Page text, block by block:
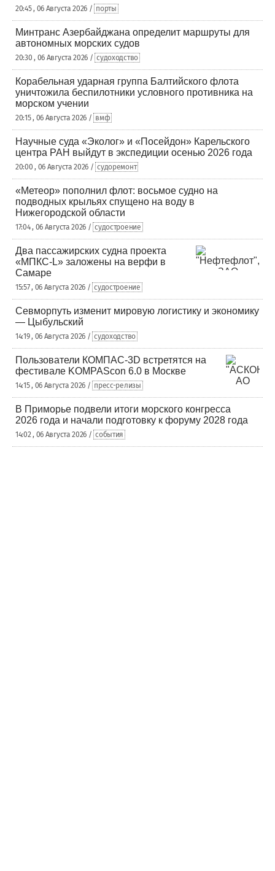
20:45 , 06 Августа 2026 / порты
Минтранс Азербайджана определит маршруты для
автономных морских судов
20:30 , 06 Августа 2026 / судоходство
Корабельная ударная группа Балтийского флота
уничтожила беспилотники условного противника на
морском учении
20:15 , 06 Августа 2026 / вмф
Научные суда «Эколог» и «Посейдон» Карельского
центра РАН выйдут в экспедиции осенью 2026 года
20:00 , 06 Августа 2026 / судоремонт
«Метеор» пополнил флот: восьмое судно на
подводных крыльях спущено на воду в
Нижегородской области
17:04 , 06 Августа 2026 / судостроение
Два пассажирских судна проекта
«МПКС-L» заложены на верфи в
Самаре
15:57 , 06 Августа 2026 / судостроение
Севморпуть изменит мировую логистику и экономику
— Цыбульский
14:19 , 06 Августа 2026 / судоходство
Пользователи КОМПАС-3D встретятся на
фестивале KOMPAScon 6.0 в Москве
14:15 , 06 Августа 2026 / пресс-релизы
В Приморье подвели итоги морского конгресса
2026 года и начали подготовку к форуму 2028 года
14:02 , 06 Августа 2026 / события